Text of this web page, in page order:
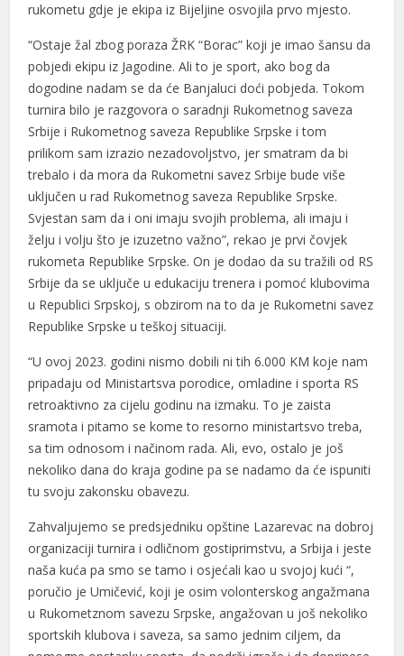
rukometu gdje je ekipa iz Bijeljine osvojila prvo mjesto.
“Ostaje žal zbog poraza ŽRK “Borac” koji je imao šansu da
pobjedi ekipu iz Jagodine. Ali to je sport, ako bog da
dogodine nadam se da će Banjaluci doći pobjeda. Tokom
turnira bilo je razgovora o saradnji Rukometnog saveza
Srbije i Rukometnog saveza Republike Srpske i tom
prilikom sam izrazio nezadovoljstvo, jer smatram da bi
trebalo i da mora da Rukometni savez Srbije bude više
uključen u rad Rukometnog saveza Republike Srpske.
Svjestan sam da i oni imaju svojih problema, ali imaju i
želju i volju što je izuzetno važno”, rekao je prvi čovjek
rukometa Republike Srpske. On je dodao da su tražili od RS
Srbije da se uključe u edukaciju trenera i pomoć klubovima
u Republici Srpskoj, s obzirom na to da je Rukometni savez
Republike Srpske u teškoj situaciji.
“U ovoj 2023. godini nismo dobili ni tih 6.000 KM koje nam
pripadaju od Ministartsva porodice, omladine i sporta RS
retroaktivno za cijelu godinu na izmaku. To je zaista
sramota i pitamo se kome to resorno ministartsvo treba,
sa tim odnosom i načinom rada. Ali, evo, ostalo je još
nekoliko dana do kraja godine pa se nadamo da će ispuniti
tu svoju zakonsku obavezu.
Zahvaljujemo se predsjedniku opštine Lazarevac na dobroj
organizaciji turnira i odličnom gostiprimstvu, a Srbija i jeste
naša kuća pa smo se tamo i osjećali kao u svojoj kući “,
poručio je Umičević, koji je osim volonterskog angažmana
u Rukometznom savezu Srpske, angažovan u još nekoliko
sportskih klubova i saveza, sa samo jednim ciljem, da